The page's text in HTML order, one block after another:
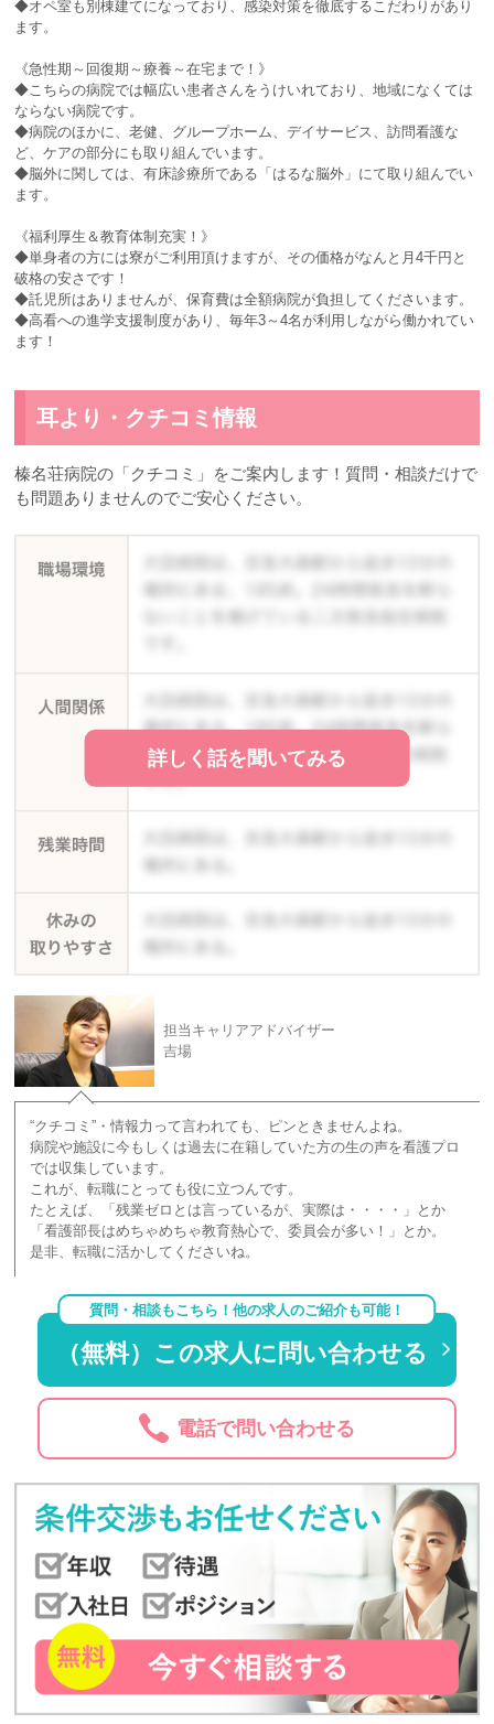
◆オペ室も別棟建てになっており、感染対策を徹底するこだわりがあり
ます。
《急性期～回復期～療養～在宅まで！》
◆こちらの病院では幅広い患者さんをうけいれており、地域になくては
ならない病院です。
◆病院のほかに、老健、グループホーム、デイサービス、訪問看護な
ど、ケアの部分にも取り組んでいます。
◆脳外に関しては、有床診療所である「はるな脳外」にて取り組んでい
ます。
《福利厚生＆教育体制充実！》
◆単身者の方には寮がご利用頂けますが、その価格がなんと月4千円と
破格の安さです！
◆託児所はありませんが、保育費は全額病院が負担してくださいます。
◆高看への進学支援制度があり、毎年3～4名が利用しながら働かれてい
ます！
耳より・クチコミ情報
榛名荘病院の「クチコミ」をご案内します！質問・相談だけで
も問題ありませんのでご安心ください。
詳しく話を聞いてみる
担当キャリアアドバイザー
吉場
“クチコミ”・情報力って言われても、ピンときませんよね。
病院や施設に今もしくは過去に在籍していた方の生の声を看護プロ
では収集しています。
これが、転職にとっても役に立つんです。
たとえば、「残業ゼロとは言っているが、実際は・・・・」とか
「看護部長はめちゃめちゃ教育熱心で、委員会が多い！」とか。
是非、転職に活かしてくださいね。
質問・相談もこちら！他の求人のご紹介も可能！
（無料）この求人に問い合わせる
電話で問い合わせる